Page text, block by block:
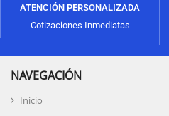
ATENCIÓN PERSONALIZADA
Cotizaciones Inmediatas
NAVEGACIÓN
Inicio